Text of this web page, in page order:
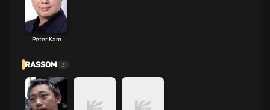
Peter Kam
RASSOM 3